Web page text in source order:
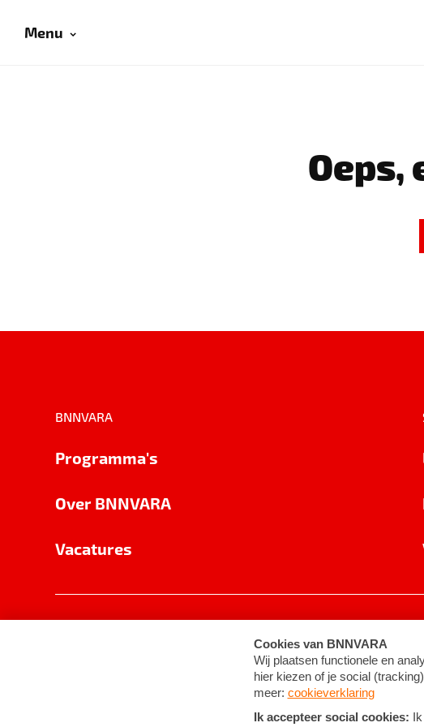
Menu
Oeps,
BNNVARA
Programma's
Over BNNVARA
Vacatures
Cookie-instellingen Algemene